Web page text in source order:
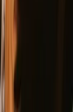
Respekter
For å få mest
eller
skjulte perler i
Skåne
house. Våren
perfekt for
ideelle for
naturen i varme